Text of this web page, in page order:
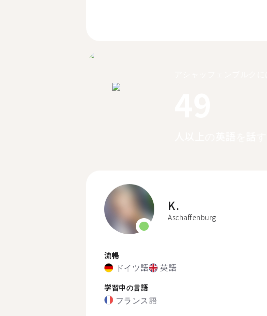
K.
Aschaffenburg
流暢
ドイツ語 英語
学習中の言語
フランス語